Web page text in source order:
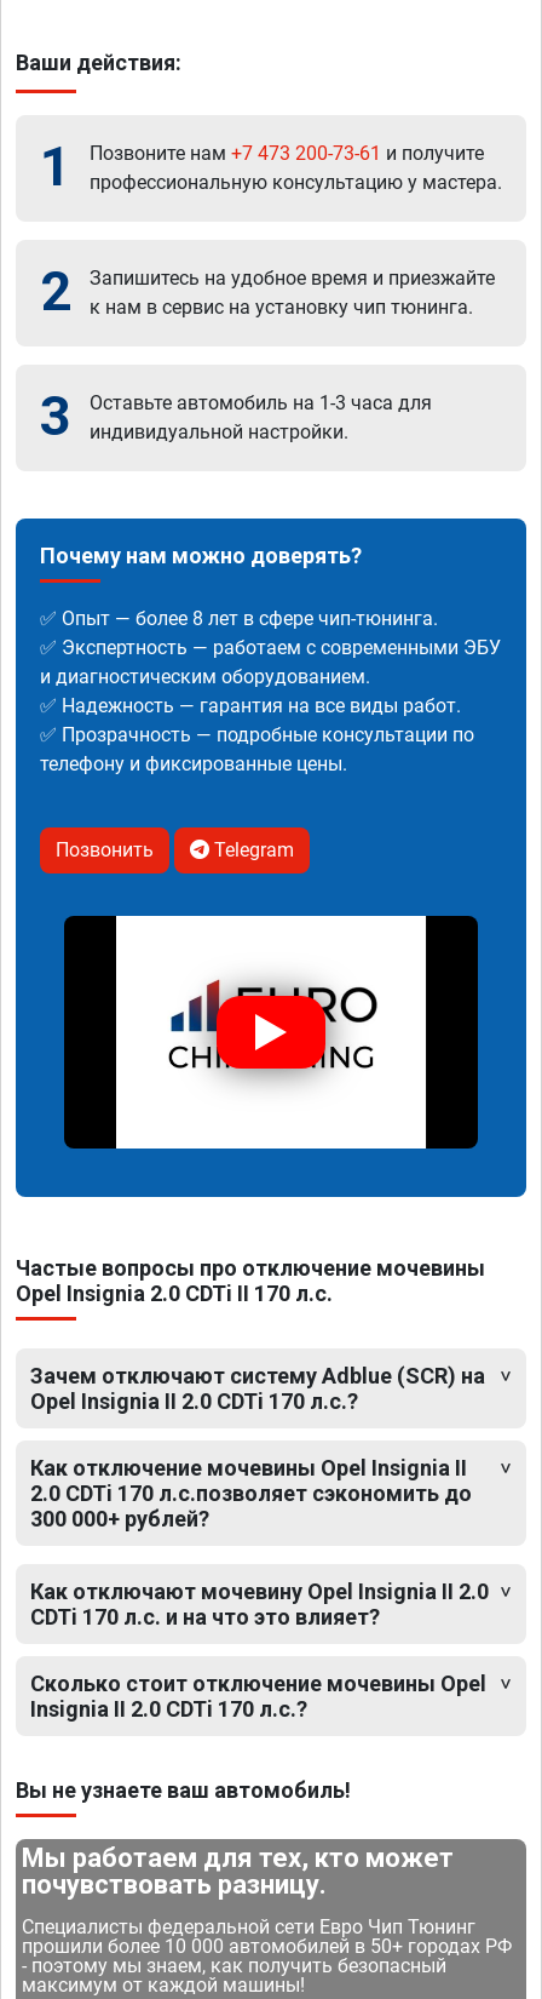
Ваши действия:
1 Позвоните нам +7 473 200-73-61 и получите
профессиональную консультацию у мастера.
2
Запишитесь на удобное время и приезжайте
к нам в сервис на установку чип тюнинга.
3
Оставьте автомобиль на 1-3 часа для
индивидуальной настройки.
Почему нам можно доверять?
✅ Опыт — более 8 лет в сфере чип-тюнинга.
✅ Экспертность — работаем с современными ЭБУ
и диагностическим оборудованием.
✅ Надежность — гарантия на все виды работ.
✅ Прозрачность — подробные консультации по
телефону и фиксированные цены.
Позвонить Telegram
Частые вопросы про отключение мочевины
Opel Insignia 2.0 CDTi II 170 л.с.
Зачем отключают систему Adblue (SCR) на
Opel Insignia II 2.0 CDTi 170 л.с.?
Как отключение мочевины Opel Insignia II
2.0 CDTi 170 л.с.позволяет сэкономить до
300 000+ рублей?
Как отключают мочевину Opel Insignia II 2.0
CDTi 170 л.с. и на что это влияет?
Сколько стоит отключение мочевины Opel
Insignia II 2.0 CDTi 170 л.с.?
Вы не узнаете ваш автомобиль!
Мы работаем для тех, кто может
почувствовать разницу.
Специалисты федеральной сети Евро Чип Тюнинг
прошили более 10 000 автомобилей в 50+ городах РФ
- поэтому мы знаем, как получить безопасный
максимум от каждой машины!